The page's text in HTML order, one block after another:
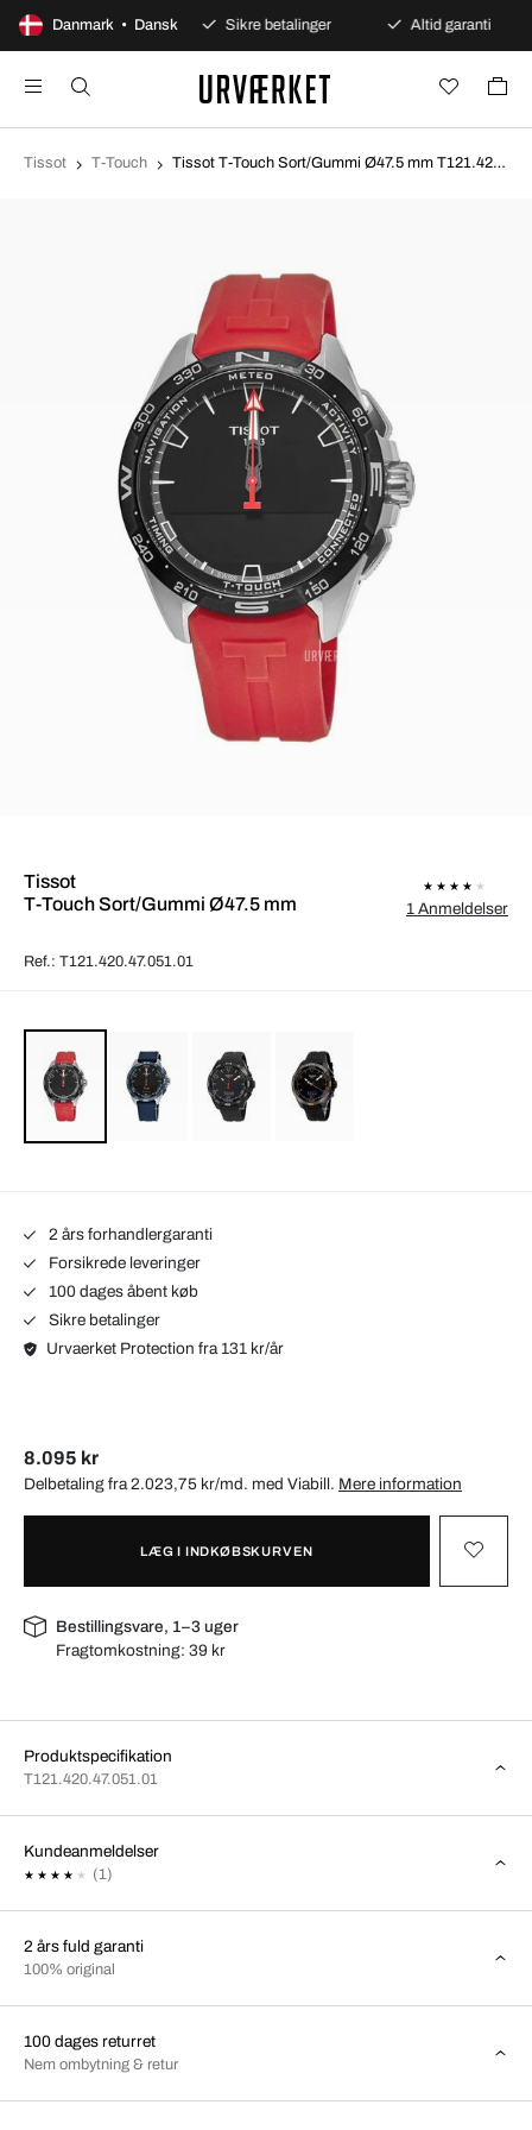
Danmark • Dansk
dages åbent køb Sikre betalinger Altid garanti
Tissot T-Touch Tissot T-Touch Sort/Gummi Ø47.5 mm T121.420.47.051.01
Tissot
T-Touch Sort/Gummi Ø47.5 mm
Ref.: T121.420.47.051.01
1 Anmeldelser
2 års forhandlergaranti
Forsikrede leveringer
100 dages åbent køb
Sikre betalinger
Urvaerket Protection fra 131 kr/år
8.095 kr
Delbetaling fra 2.023,75 kr/md. med Viabill. Mere information
LÆG I INDKØBSKURVEN
Bestillingsvare, 1–3 uger
Fragtomkostning:39 kr
Produktspecifikation
T121.420.47.051.01
Kundeanmeldelser
(1)
2 års fuld garanti
100% original
100 dages returret
Nem ombytning & retur